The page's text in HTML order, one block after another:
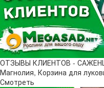
ОТЗЫВЫ КЛИЕНТОВ -
Магнолия, Корзина для
Смотреть